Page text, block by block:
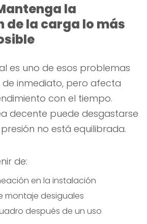
la
de la carga lo más
es uno de esos problemas
inmediato, pero afecta
con el tiempo.
decente puede desgastarse
no está equilibrada.
de:
en la instalación
montaje desiguales
después de un uso